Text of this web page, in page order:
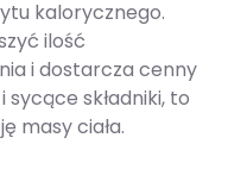
kalorycznego.
ilość
i dostarcza cenny
składniki, to
masy ciała.